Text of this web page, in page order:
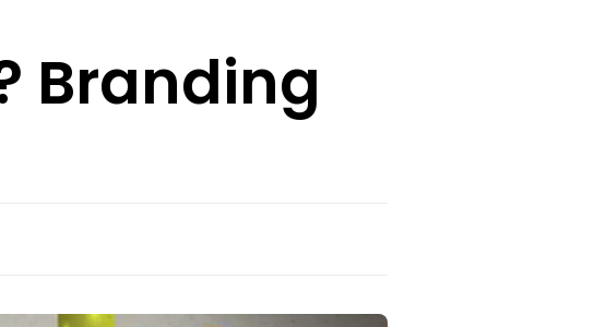
Branding